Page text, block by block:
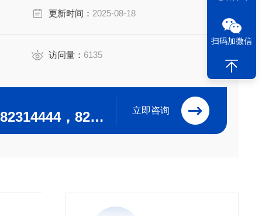
更新时间： 2025-08-18
访问量： 6135
0519-82304444，82314444，82302244，82312244 立即咨询
扫码加微信